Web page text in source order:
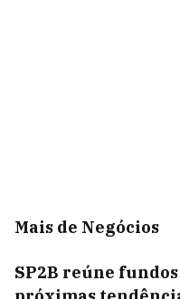
Mais de Negócios
SP2B reúne